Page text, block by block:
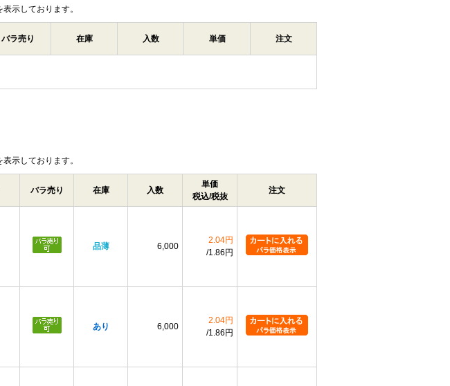
示しております。
バラ売り 在庫 入数 単価 注文
示しております。
バラ売り 在庫 入数
単価
税込/税抜
注文
品薄 6,000
2.04円
1.86円
あり 6,000
2.04円
1.86円